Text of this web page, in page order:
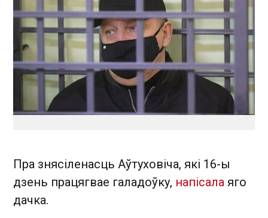
Пра знясіленасць Аўтуховіча, які 16-ы
дзень працягвае галадоўку, напісала яго
дачка.